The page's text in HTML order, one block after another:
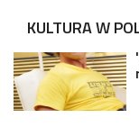
KULTURA W